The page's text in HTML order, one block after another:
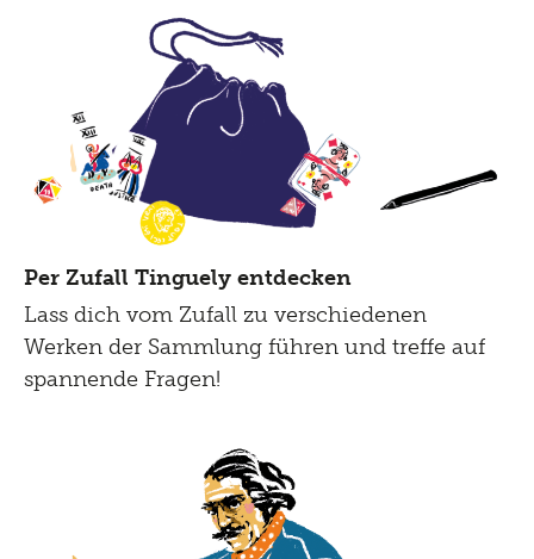
Per Zufall Tinguely entdecken
Lass dich vom Zufall zu verschiedenen
Werken der Sammlung führen und treffe auf
spannende Fragen!